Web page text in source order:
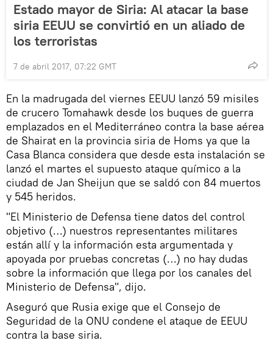
Estado mayor de Siria: Al atacar la base
siria EEUU se convirtió en un aliado de
los terroristas
7 de abril 2017, 07:22 GMT
En la madrugada del viernes EEUU lanzó 59 misiles
de crucero Tomahawk desde los buques de guerra
emplazados en el Mediterráneo contra la base aérea
de Shairat en la provincia siria de Homs ya que la
Casa Blanca considera que desde esta instalación se
lanzó el martes el supuesto ataque químico a la
ciudad de Jan Sheijun que se saldó con 84 muertos
y 545 heridos.
"El Ministerio de Defensa tiene datos del control
objetivo (…) nuestros representantes militares
están allí y la información esta argumentada y
apoyada por pruebas concretas (…) no hay dudas
sobre la información que llega por los canales del
Ministerio de Defensa", dijo.
Aseguró que Rusia exige que el Consejo de
Seguridad de la ONU condene el ataque de EEUU
contra la base siria.